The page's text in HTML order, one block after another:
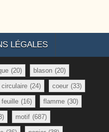
LÉGALES
(20) blason (20)
circulaire (24) coeur (33)
feuille (16) flamme (30)
motif (687)